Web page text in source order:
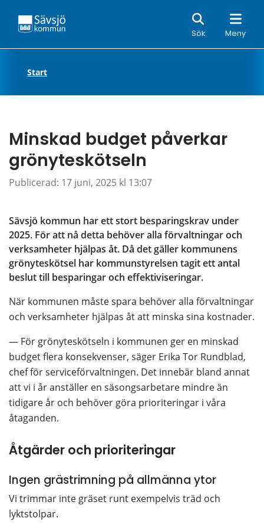
Sök Meny
Sök
Start
Minskad budget påverkar
grönyteskötseln
Publicerad: 17 juni, 2025 kl 13:07
Sävsjö kommun har ett stort besparingskrav under
2025. För att nå detta behöver alla förvaltningar och
verksamheter hjälpas åt. Då det gäller kommunens
grönyteskötsel har kommunstyrelsen tagit ett antal
beslut till besparingar och effektiviseringar.
När kommunen måste spara behöver alla förvaltningar
och verksamheter hjälpas åt att minska sina kostnader.
— För grönyteskötseln i kommunen ger en minskad
budget flera konsekvenser, säger Erika Tor Rundblad,
chef för serviceförvaltningen. Det innebär bland annat
att vi i år anställer en säsongsarbetare mindre än
tidigare år och behöver göra prioriteringar i våra
åtaganden.
Åtgärder och prioriteringar
Ingen grästrimning på allmänna ytor
Vi trimmar inte gräset runt exempelvis träd och
lyktstolpar.